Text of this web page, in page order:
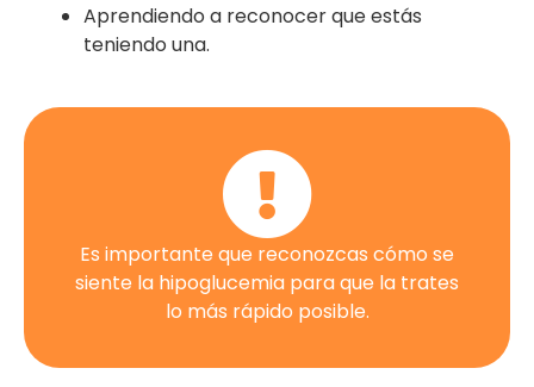
Aprendiendo a reconocer que estás
teniendo una.
Es importante que reconozcas cómo se
siente la hipoglucemia para que la trates
lo más rápido posible.